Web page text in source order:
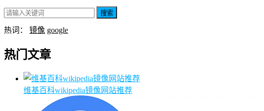
搜索
热词： 镜像 google
热门文章
维基百科wikipedia镜像网站推荐